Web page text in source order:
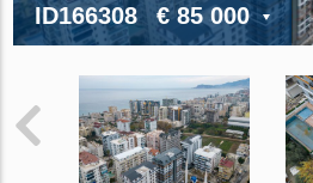
ID166308 € 85 000